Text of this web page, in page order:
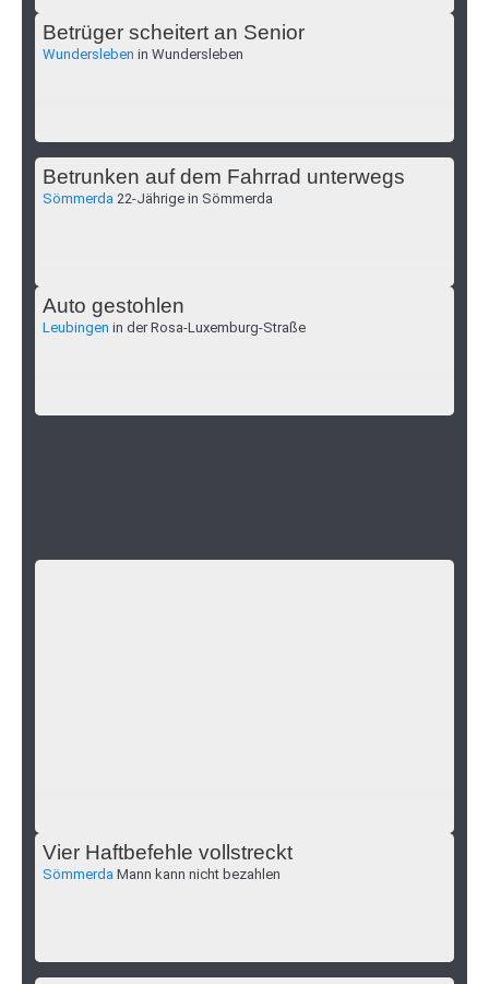
Betrüger scheitert an Senior
Wundersleben in Wundersleben
Betrunken auf dem Fahrrad unterwegs
Sömmerda 22-Jährige in Sömmerda
Auto gestohlen
Leubingen in der Rosa-Luxemburg-Straße
Vier Haftbefehle vollstreckt
Sömmerda Mann kann nicht bezahlen